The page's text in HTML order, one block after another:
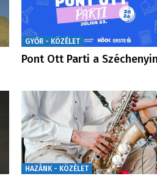
GYŐR - KÖZÉLET
Pont Ott Parti a Széchenyin
HAZÁNK - KÖZÉLET